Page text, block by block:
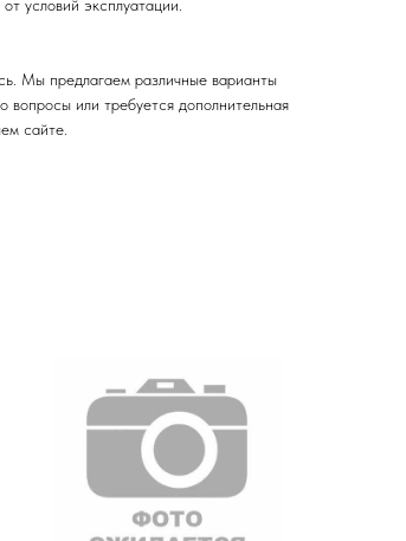
условий эксплуатации.
Мы предлагаем различные варианты
вопросы или требуется дополнительная
сайте.